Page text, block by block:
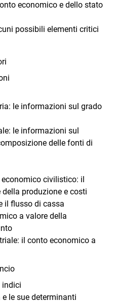
economico e dello stato
possibili elementi critici
le informazioni sul grado
le informazioni sul
delle fonti di
civilistico: il
produzione e costi
il flusso di cassa
a valore della
il conto economico a
indici
le sue determinanti